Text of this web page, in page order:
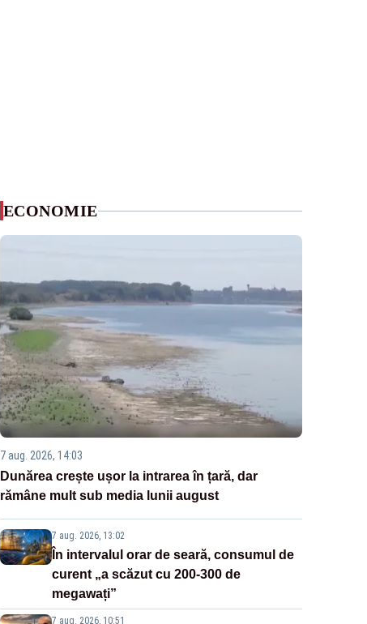
ECONOMIE
7 aug. 2026, 14:03
Dunărea crește ușor la intrarea în țară, dar
rămâne mult sub media lunii august
7 aug. 2026, 13:02
În intervalul orar de seară, consumul de
curent „a scăzut cu 200-300 de
megawați”
7 aug. 2026, 10:51